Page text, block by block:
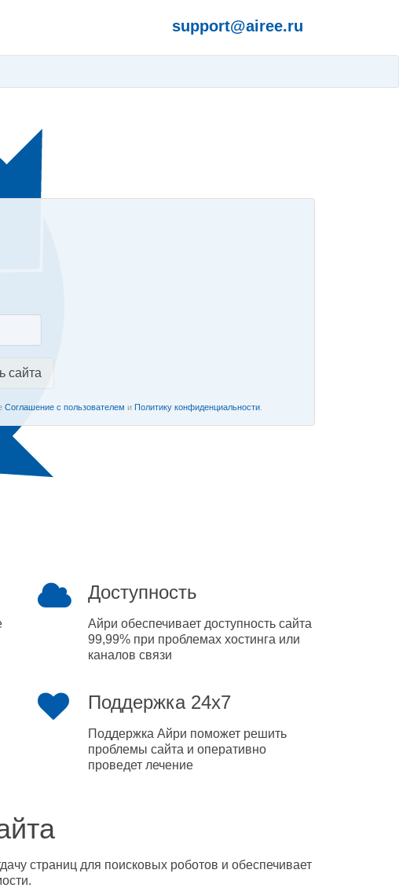
support@airee.ru
сайта
Соглашение с пользователем и Политику конфиденциальности.
Доступность
Айри обеспечивает доступность сайта
99,99% при проблемах хостинга или
каналов связи
Поддержка 24x7
Поддержка Айри поможет решить
проблемы сайта и оперативно
проведет лечение
страниц для поисковых роботов и обеспечивает